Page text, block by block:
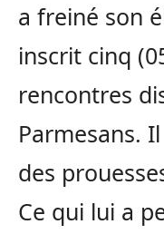
a freiné son
inscrit cinq
rencontres
Parmesans.
des
Ce qui lui a